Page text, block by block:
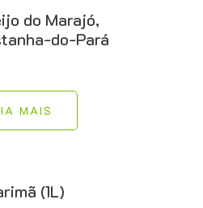
do Marajó,
do-Pará
MAIS
(1L)